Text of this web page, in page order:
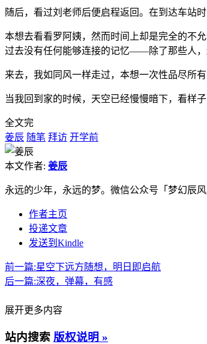
随后，看过刘老师后便启程返回。在到达车站
本想去看看罗阿姨，然而时间上却是完全的不
过去没有任何能够连接的记忆——除了那些人，
来去，我如同风一样走过，本想一次性品尽所
当我回到家的时候，天空已经慢慢暗下，看样子
全文完
姜辰 随笔 拜访 开学前
本文作者: 姜辰
永远的少年，永远的梦。微信公众号「梦幻辰风
作者主页
投递文章
发送到Kindle
前一篇:星空下远方随想，明日即启航
后一篇:深夜，弹幕，有感
展开更多内容
站内搜索 版权说明 »